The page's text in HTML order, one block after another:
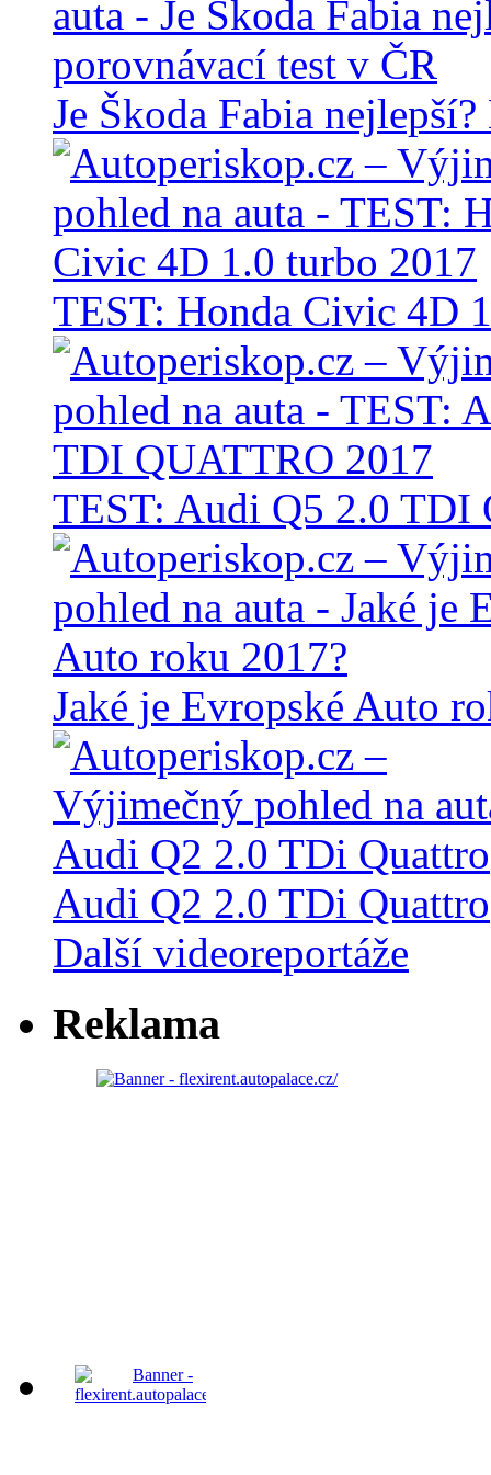
Je Škoda Fabia
TEST: Honda Civic 4D
TEST: Audi Q5 2.0 TDI
Jaké je Evropské Auto
Audi Q2 2.0 TDi Quattro
Další videoreportáže
Reklama